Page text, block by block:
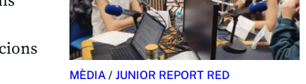
MÈDIA / JUNIOR REPORT RED